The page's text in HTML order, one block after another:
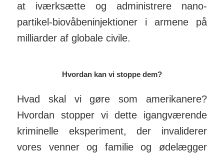
at iværk­sætte og ad­mini­strere nano­
partikel-bio­våben­in­jek­tioner i armene på
mil­liarder af globale civile.
Hvordan kan vi stoppe dem?
Hvad skal vi gøre som ameri­kanere?
Hvordan stopper vi dette igang­værende
kri­mi­nelle eks­peri­ment, der in­va­li­derer
vores venner og fa­milie og øde­lægger